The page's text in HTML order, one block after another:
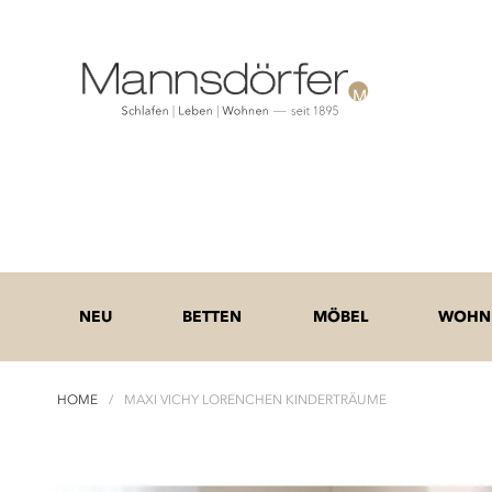
NEU BETTEN MÖBEL
HOME MAXI VICHY LORENCHEN KINDERTRÄUME